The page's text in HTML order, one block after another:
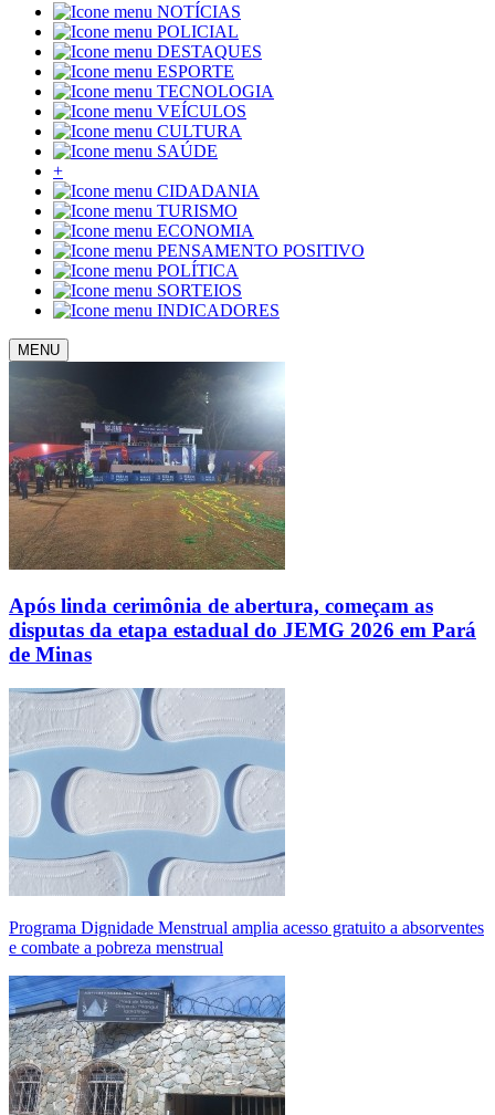
NOTÍCIAS
POLICIAL
DESTAQUES
ESPORTE
TECNOLOGIA
VEÍCULOS
CULTURA
SAÚDE
+
CIDADANIA
TURISMO
ECONOMIA
PENSAMENTO POSITIVO
POLÍTICA
SORTEIOS
INDICADORES
MENU
Após linda cerimônia de abertura, começam as
disputas da etapa estadual do JEMG 2026 em Pará
de Minas
Programa Dignidade Menstrual amplia acesso gratuito a absorventes
e combate a pobreza menstrual